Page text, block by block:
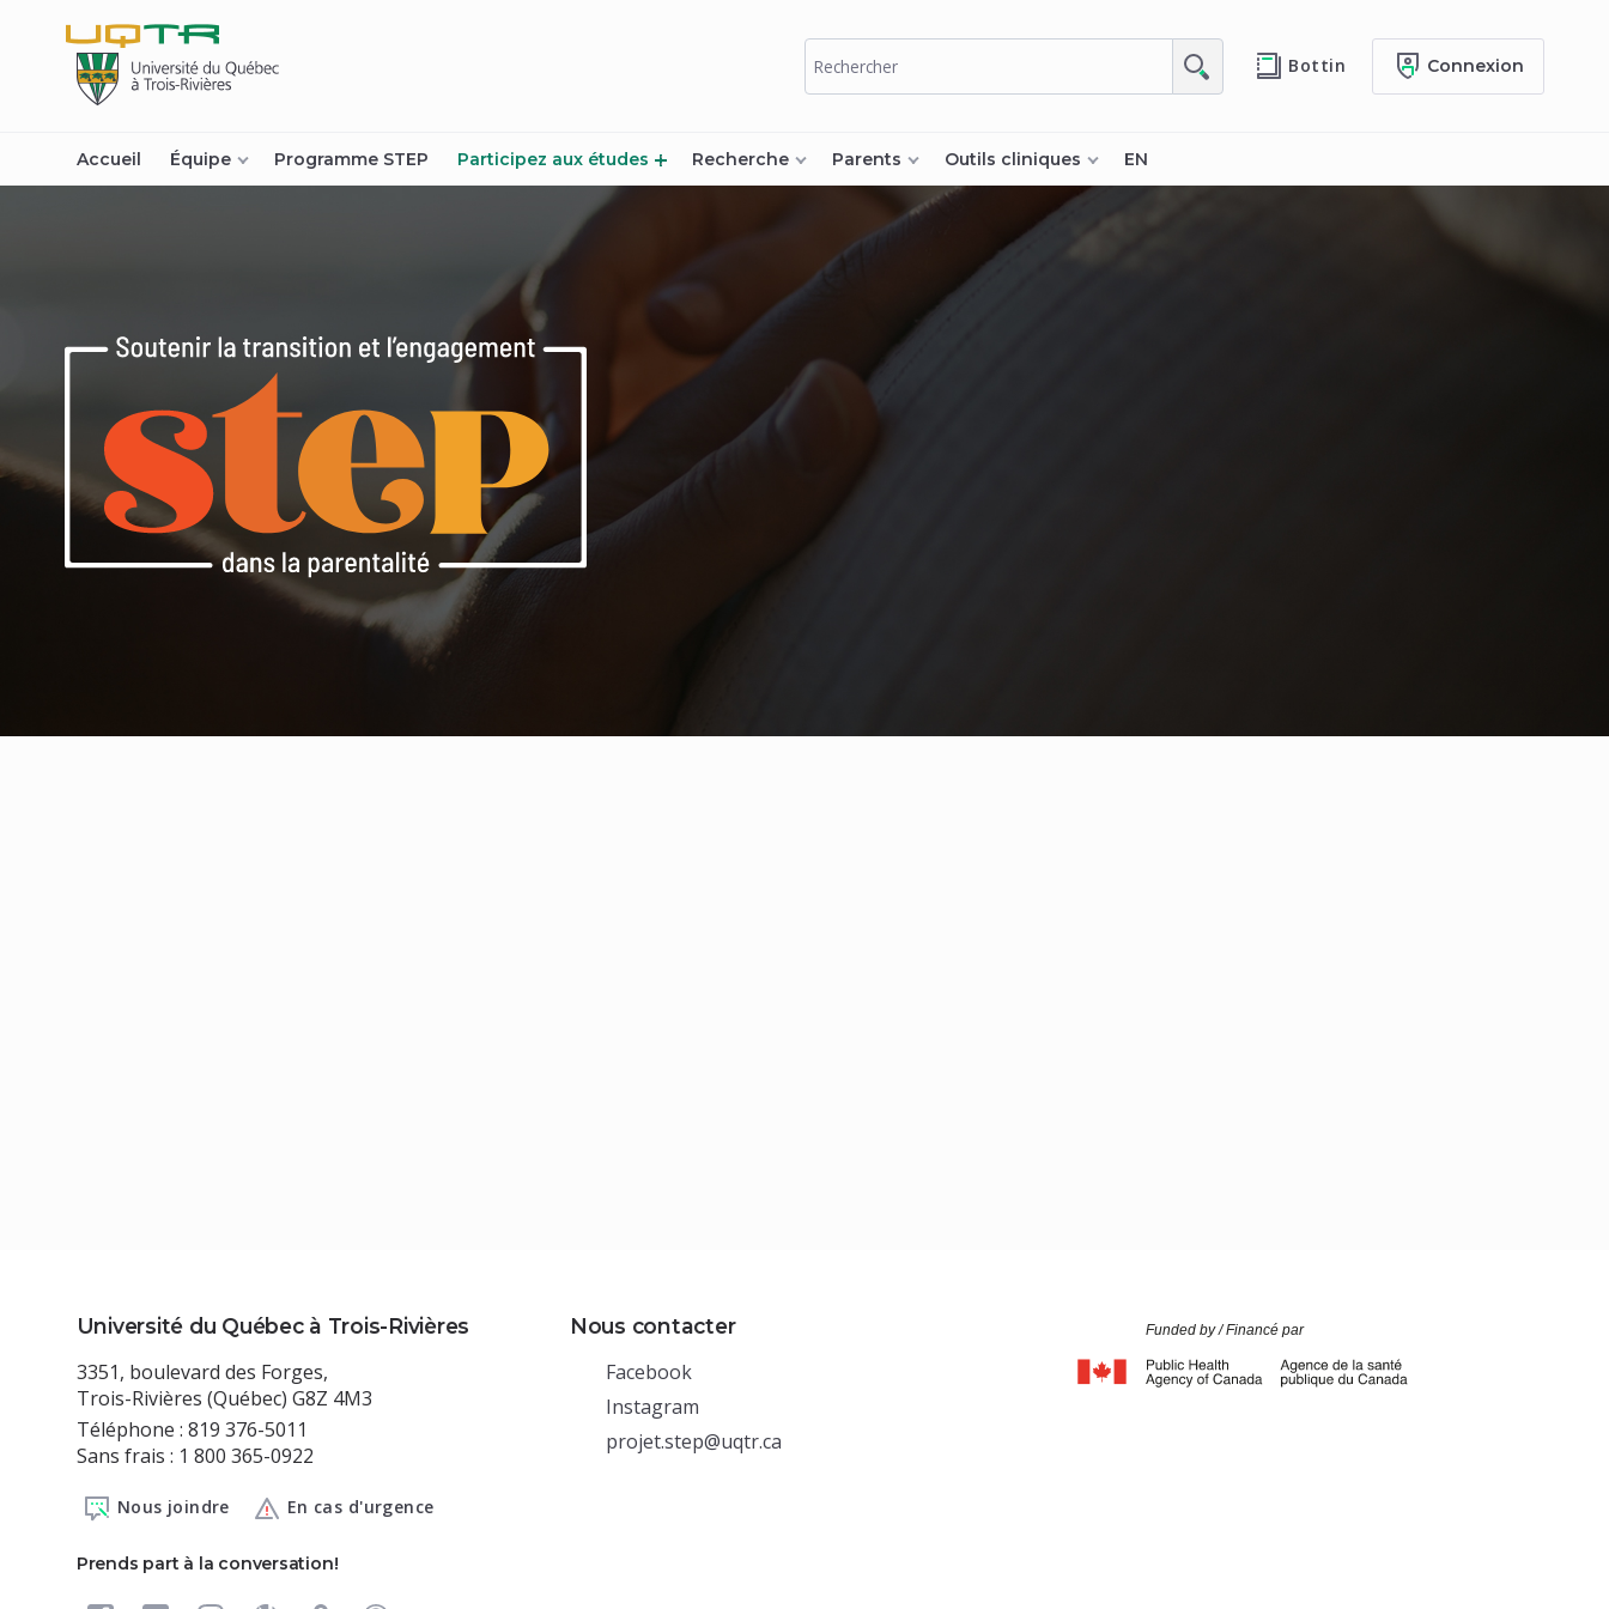
fenêtre)
Bottin Connexion
Accueil Équipe Programme STEP Participez aux études Recherche Parents Outils cliniques EN
Université du Québec à Trois-Rivières
3351, boulevard des Forges,
Trois-Rivières (Québec) G8Z 4M3
Téléphone : 819 376-5011
Sans frais : 1 800 365-0922
Nous joindre En cas d'urgence
Prends part à la conversation!
Nous contacter
Facebook(nouvelle
fenêtre)
Instagram(nouvelle
fenêtre)
projet.step@uqtr.ca